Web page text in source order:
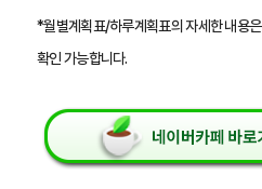
*월별계획표/하루계획표의 자세한 내용은
확인 가능합니다.